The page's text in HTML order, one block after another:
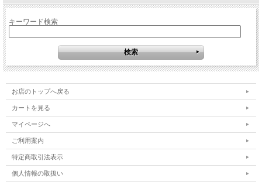
キーワード検索
お店のトップへ戻る
カートを見る
マイページへ
ご利用案内
特定商取引法表示
個人情報の取扱い